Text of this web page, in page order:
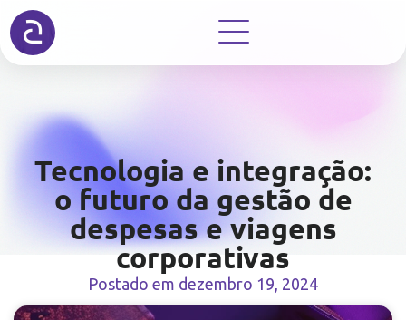
Tecnologia e integração:
o futuro da gestão de
despesas e viagens
corporativas
Postado em dezembro 19, 2024